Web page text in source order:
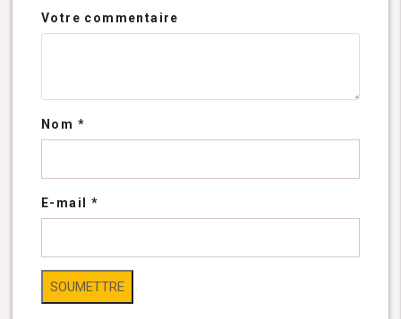
Votre commentaire
Nom *
E-mail *